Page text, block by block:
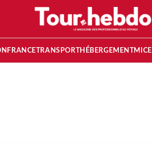
FRANCETRANSPORT HÉBERGEMENTMICE